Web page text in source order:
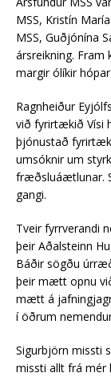
MSS, Kristín
MSS, Guðjónína
ársreikning.
margir ólíkir
Ragnheiður
við fyrirtækið Vísi
þjónustað
umsóknir um
fræðsluáætlunar.
gangi.
Tveir fyrrverandi
þeir Aðalsteinn
Báðir sögðu
þeir mætt opnu
mætt á
í öðrum
Sigurbjörn missti
missti allt frá mér